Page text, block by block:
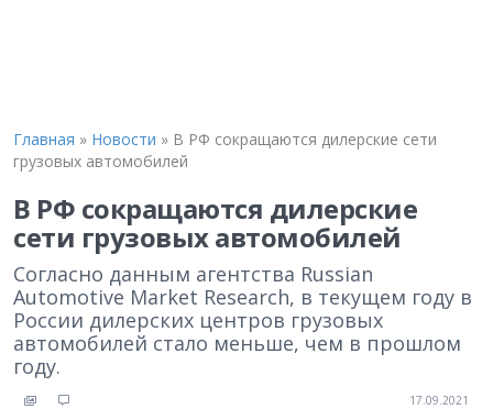
Главная » Новости » В РФ сокращаются дилерские сети
грузовых автомобилей
В РФ сокращаются дилерские
сети грузовых автомобилей
Согласно данным агентства Russian
Automotive Market Research, в текущем году в
России дилерских центров грузовых
автомобилей стало меньше, чем в прошлом
году.
17.09.2021